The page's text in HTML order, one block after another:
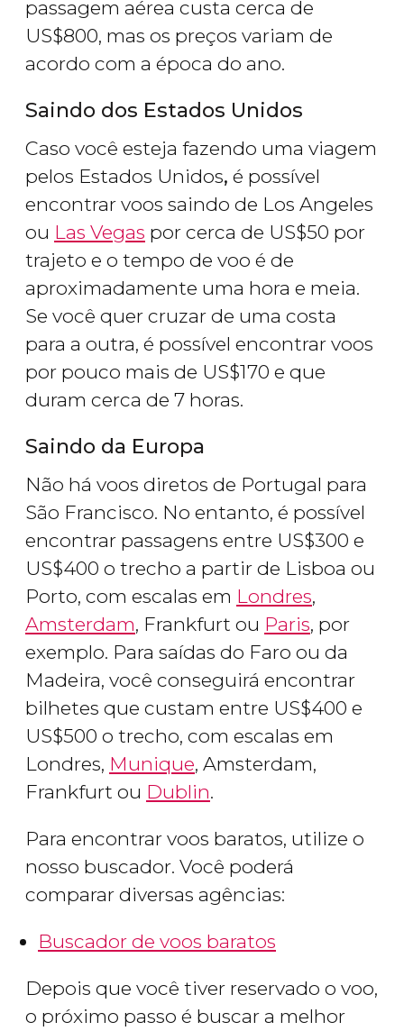
passagem aérea custa cerca de
US$800, mas os preços variam de
acordo com a época do ano.
Saindo dos Estados Unidos
Caso você esteja fazendo uma viagem
pelos Estados Unidos, é possível
encontrar voos saindo de Los Angeles
ou Las Vegas por cerca de US$50 por
trajeto e o tempo de voo é de
aproximadamente uma hora e meia.
Se você quer cruzar de uma costa
para a outra, é possível encontrar voos
por pouco mais de US$170 e que
duram cerca de 7 horas.
Saindo da Europa
Não há voos diretos de Portugal para
São Francisco. No entanto, é possível
encontrar passagens entre US$300 e
US$400 o trecho a partir de Lisboa ou
Porto, com escalas em Londres,
Amsterdam, Frankfurt ou Paris, por
exemplo. Para saídas do Faro ou da
Madeira, você conseguirá encontrar
bilhetes que custam entre US$400 e
US$500 o trecho, com escalas em
Londres, Munique, Amsterdam,
Frankfurt ou Dublin.
Para encontrar voos baratos, utilize o
nosso buscador. Você poderá
comparar diversas agências:
Buscador de voos baratos
Depois que você tiver reservado o voo,
o próximo passo é buscar a melhor